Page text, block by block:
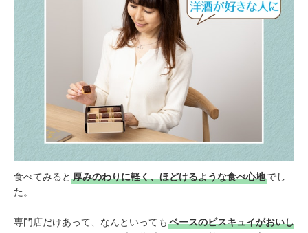
食べてみると 厚みのわりに軽く、ほどけるような食べ心地でし
た。
専門店だけあって、なんといっても ベースのビスキュイがおいし